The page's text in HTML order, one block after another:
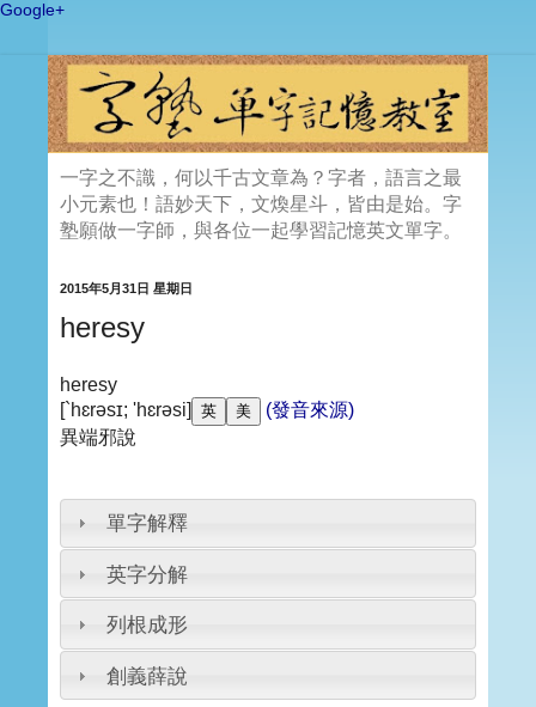
Google+
一字之不識，何以千古文章為？字者，語言之最
小元素也！語妙天下，文煥星斗，皆由是始。字
塾願做一字師，與各位一起學習記憶英文單字。
2015年5月31日 星期日
heresy
heresy
[`hɛrəsɪ; 'hɛrəsi]
(發音來源)
異端邪說
單字解釋
英字分解
列根成形
創義薛說